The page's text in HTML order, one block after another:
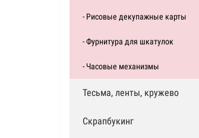
- Рисовые декупажные карты
- Фурнитура для шкатулок
- Часовые механизмы
Тесьма, ленты, кружево
Скрапбукинг